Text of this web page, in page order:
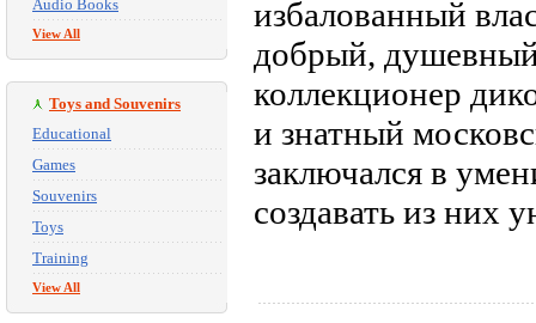
Audio Books
View All
Toys and Souvenirs
Educational
Games
Souvenirs
Toys
Training
View All
избалованный
добрый,
коллекционер
и знатный
заключался в
создавать из них